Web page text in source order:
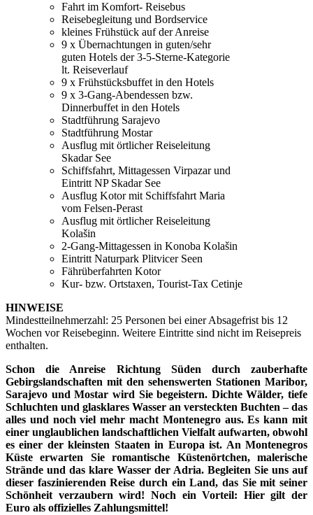
Fahrt im Komfort- Reisebus
Reisebegleitung und Bordservice
kleines Frühstück auf der Anreise
9 x Übernachtungen in guten/sehr
guten Hotels der 3-5-Sterne-Kategorie
lt. Reiseverlauf
9 x Frühstücksbuffet in den Hotels
9 x 3-Gang-Abendessen bzw.
Dinnerbuffet in den Hotels
Stadtführung Sarajevo
Stadtführung Mostar
Ausflug mit örtlicher Reiseleitung
Skadar See
Schiffsfahrt, Mittagessen Virpazar und
Eintritt NP Skadar See
Ausflug Kotor mit Schiffsfahrt Maria
vom Felsen-Perast
Ausflug mit örtlicher Reiseleitung
Kolašin
2-Gang-Mittagessen in Konoba Kolašin
Eintritt Naturpark Plitvicer Seen
Fährüberfahrten Kotor
Kur- bzw. Ortstaxen, Tourist-Tax Cetinje
HINWEISE
Mindestteilnehmerzahl: 25 Personen bei einer Absagefrist bis 12
Wochen vor Reisebeginn. Weitere Eintritte sind nicht im Reisepreis
enthalten.
Schon die Anreise Richtung Süden durch zauberhafte
Gebirgslandschaften mit den sehenswerten Stationen Maribor,
Sarajevo und Mostar wird Sie begeistern. Dichte Wälder, tiefe
Schluchten und glasklares Wasser an versteckten Buchten – das
alles und noch viel mehr macht Montenegro aus. Es kann mit
einer unglaublichen landschaftlichen Vielfalt aufwarten, obwohl
es einer der kleinsten Staaten in Europa ist. An Montenegros
Küste erwarten Sie romantische Küstenörtchen, malerische
Strände und das klare Wasser der Adria. Begleiten Sie uns auf
dieser faszinierenden Reise durch ein Land, das Sie mit seiner
Schönheit verzaubern wird! Noch ein Vorteil: Hier gilt der
Euro als offizielles Zahlungsmittel!